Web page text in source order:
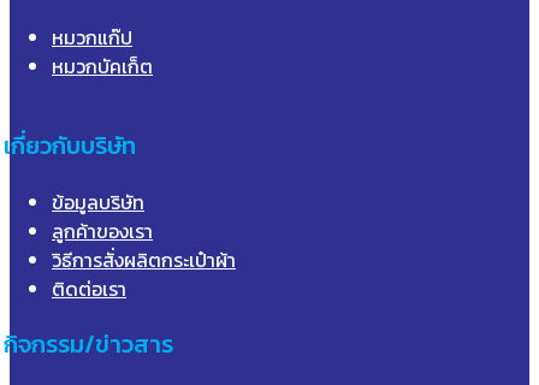
หมวกแก๊ป
หมวกบัคเก็ต
เกี่ยวกับบริษัท
ข้อมูลบริษัท
ลูกค้าของเรา
วิธีการสั่งผลิตกระเป๋าผ้า
ติดต่อเรา
กิจกรรม/ข่าวสาร